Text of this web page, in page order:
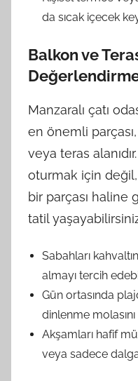
da sıcak içecek
Balkon ve
Manzaralı çatı
en önemli
veya teras
oturmak için
bir parçası haline
tatil
Sabahları
almayı tercih
Gün ortasında
dinlenme
Akşamları hafif
veya sadece